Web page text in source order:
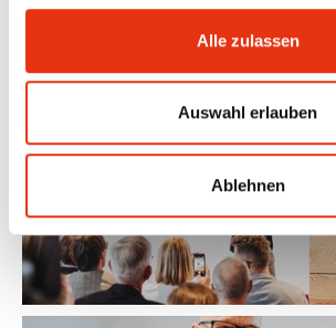
Alle zulassen
Auswahl erlauben
Ablehnen